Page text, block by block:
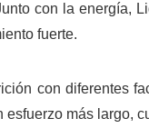
con la energía,
fuerte.
con diferentes
más largo,